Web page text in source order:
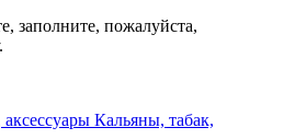
заполните, пожалуйста,
Кальяны, табак,